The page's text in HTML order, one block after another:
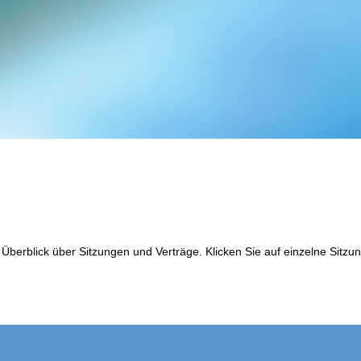
über Sitzungen und Verträge. Klicken Sie auf einzelne